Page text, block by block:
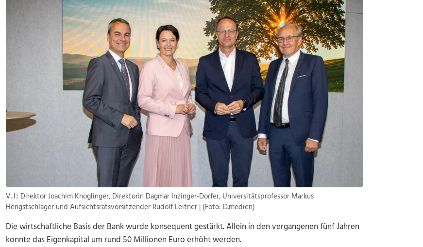
V. l.: Direktor Joachim Knoglinger, Direktorin Dagmar Inzinger-Dorfer, Universitätsprofessor Markus
Hengstschläger und Aufsichtsratsvorsitzender Rudolf Leitner | (Foto: D.medien)
Die wirtschaftliche Basis der Bank wurde konsequent gestärkt. Allein in den vergangenen fünf Jahren
konnte das Eigenkapital um rund 50 Millionen Euro erhöht werden.